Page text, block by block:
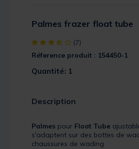
Palmes frazer float tube
[object Object] out of 5 Customer
(7)
Réference produit : 154450-1
Quantité: 1
Description
Palmes pour Float Tube
s'adaptent sur des bottes de
chaussures de wading.